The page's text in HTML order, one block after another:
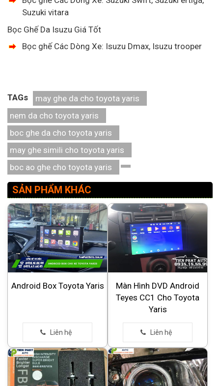
Suzuki vitara
Bọc Ghế Da Isuzu Giá Tốt
Bọc ghế Các Dòng Xe: Isuzu Dmax, Isuzu trooper
TAGs
may ghe da cho toyota yaris
nem da cho toyota yaris
boc ghe da cho toyota yaris
may ghe simili cho toyota yaris
boc ao ghe cho toyota yaris
SẢN PHẨM KHÁC
Android Box Toyota Yaris
Màn Hình DVD Android
Teyes CC1 Cho Toyota
Yaris